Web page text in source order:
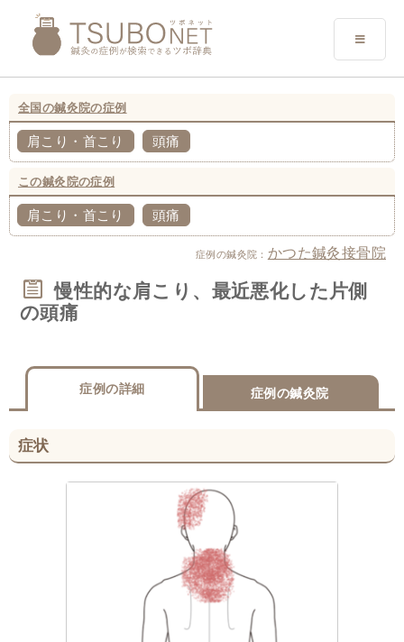
全国の鍼灸院の症例
肩こり・首こり 頭痛
この鍼灸院の症例
肩こり・首こり 頭痛
症例の鍼灸院： かつた鍼灸接骨院
慢性的な肩こり、最近悪化した片側
の頭痛
症例の詳細 症例の鍼灸院
症状